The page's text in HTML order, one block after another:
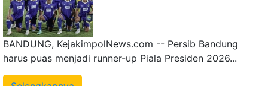
BANDUNG, KejakimpolNews.com -- Persib Bandung
harus puas menjadi runner-up Piala Presiden 2026...